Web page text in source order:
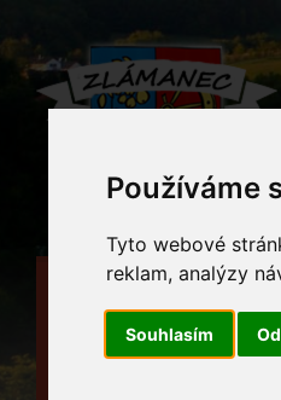
Používáme
Tyto webové
reklam, analýzy
Souhlasím
HLAVNÍ STRÁNKA
OBECNÍ ÚŘAD